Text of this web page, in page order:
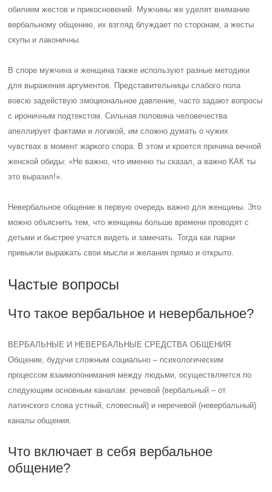
обилием жестов и прикосновений. Мужчины же уделят внимание
вербальному общению, их взгляд блуждает по сторонам, а жесты
скупы и лаконичны.
В споре мужчина и женщина также используют разные методики
для выражения аргументов. Представительницы слабого пола
вовсю задействую эмоциональное давление, часто задают вопросы
с ироничным подтекстом. Сильная половина человечества
апеллирует фактами и логикой, им сложно думать о чужих
чувствах в момент жаркого спора. В этом и кроется причина вечной
женской обиды: «Не важно, что именно ты сказал, а важно КАК ты
это выразил!».
Невербальное общение в первую очередь важно для женщины. Это
можно объяснить тем, что женщины больше времени проводят с
детьми и быстрее учатся видеть и замечать. Тогда как парни
привыкли выражать свои мысли и желания прямо и открыто.
Частые вопросы
Что такое вербальное и невербальное?
ВЕРБАЛЬНЫЕ И НЕВЕРБАЛЬНЫЕ СРЕДСТВА ОБЩЕНИЯ
Общение, будучи сложным социально – психологическим
процессом взаимопонимания между людьми, осуществляется по
следующим основным каналам: речевой (вербальный – от
латинского слова устный, словесный) и неречевой (невербальный)
каналы общения.
Что включает в себя вербальное
общение?